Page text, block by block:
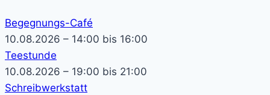
Begegnungs-Café
10.08.2026 – 14:00 bis 16:00
Teestunde
10.08.2026 – 19:00 bis 21:00
Schreibwerkstatt